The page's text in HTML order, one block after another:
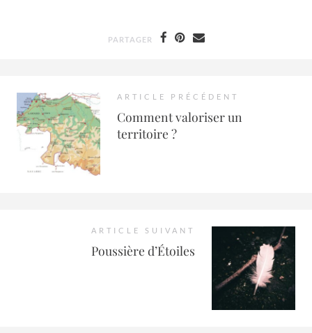
PARTAGER
ARTICLE PRÉCÉDENT
Comment valoriser un
territoire ?
ARTICLE SUIVANT
Poussière d’Étoiles